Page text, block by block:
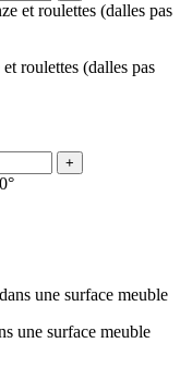
roulettes (dalles pas
+
une surface meuble